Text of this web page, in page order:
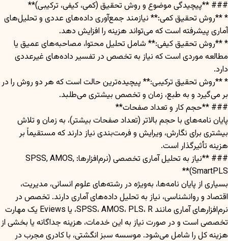
### **پیچیدگی موضوع و روش تحقیق (کمی، کیفی، ترکیبی)**
* **روش تحقیق کمی:** نیازمند جمع‌آوری داده‌های عددی و تحلیل‌های
آماری پیشرفته است که می‌تواند هزینه را افزایش دهد.
* **روش تحقیق کیفی:** شامل تحلیل محتوا، مصاحبه‌های عمیق یا
مطالعه موردی است که نیاز به تخصص در تفسیر داده‌های غیرعددی
دارد.
* **روش تحقیق ترکیبی:** پیچیده‌ترین حالت است که هر دو روش را در
بر می‌گیرد و به طبع، زمان و تخصص بیشتری می‌طلبد.
### **حجم کار و تعداد صفحات**
پایان نامه‌های با حجم بالاتر (تعداد صفحات بیشتر)، به زمان و تلاش
بیشتری برای نگارش، ویرایش و فرمت‌بندی نیاز دارند که مستقیماً بر
هزینه تأثیرگذار است.
### **نیاز به تحلیل آماری تخصصی (نرم‌افزارها: SPSS, AMOS,
SmartPLS)**
بسیاری از پایان نامه‌ها، به‌ویژه در رشته‌های علوم انسانی، مدیریت،
اقتصاد و روانشناسی، نیاز به تحلیل داده‌های آماری دارند. تخصص در
نرم‌افزارهای آماری مانند SPSS، AMOS، PLS، R، یا Eviews یک مهارت
تخصصی است و در صورت نیاز به این خدمات، هزینه جداگانه یا بخشی از
هزینه کل را شامل می‌شود. موسسه سبز انگشتی، با کادری مجرب در